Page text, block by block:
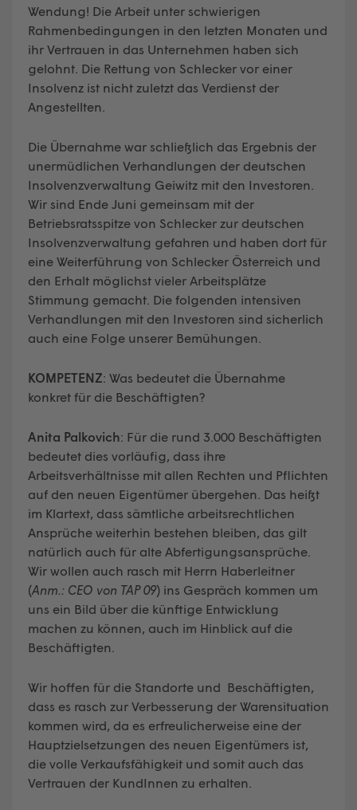
Wendung! Die Arbeit unter schwierigen
Rahmenbedingungen in den letzten Monaten und
ihr Vertrauen in das Unternehmen haben sich
gelohnt. Die Rettung von Schlecker vor einer
Insolvenz ist nicht zuletzt das Verdienst der
Angestellten.
Die Übernahme war schließlich das Ergebnis der
unermüdlichen Verhandlungen der deutschen
Insolvenzverwaltung Geiwitz mit den Investoren.
Wir sind Ende Juni gemeinsam mit der
Betriebsratsspitze von Schlecker zur deutschen
Insolvenzverwaltung gefahren und haben dort für
eine Weiterführung von Schlecker Österreich und
den Erhalt möglichst vieler Arbeitsplätze
Stimmung gemacht. Die folgenden intensiven
Verhandlungen mit den Investoren sind sicherlich
auch eine Folge unserer Bemühungen.
KOMPETENZ: Was bedeutet die Übernahme
konkret für die Beschäftigten?
Anita Palkovich: Für die rund 3.000 Beschäftigten
bedeutet dies vorläufig, dass ihre
Arbeitsverhältnisse mit allen Rechten und Pflichten
auf den neuen Eigentümer übergehen. Das heißt
im Klartext, dass sämtliche arbeitsrechtlichen
Ansprüche weiterhin bestehen bleiben, das gilt
natürlich auch für alte Abfertigungsansprüche.
Wir wollen auch rasch mit Herrn Haberleitner
(Anm.: CEO von TAP 09) ins Gespräch kommen um
uns ein Bild über die künftige Entwicklung
machen zu können, auch im Hinblick auf die
Beschäftigten.
Wir hoffen für die Standorte und Beschäftigten,
dass es rasch zur Verbesserung der Warensituation
kommen wird, da es erfreulicherweise eine der
Hauptzielsetzungen des neuen Eigentümers ist,
die volle Verkaufsfähigkeit und somit auch das
Vertrauen der KundInnen zu erhalten.